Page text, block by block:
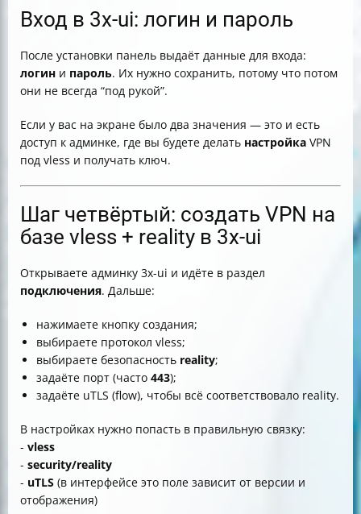
Вход в 3x-ui: логин и пароль
После установки панель выдаёт данные для входа:
логин и пароль. Их нужно сохранить, потому что потом
они не всегда “под рукой”.
Если у вас на экране было два значения — это и есть
доступ к админке, где вы будете делать настройка VPN
под vless и получать ключ.
Шаг четвёртый: создать VPN на
базе vless + reality в 3x-ui
Открываете админку 3x-ui и идёте в раздел
подключения. Дальше:
нажимаете кнопку создания;
выбираете протокол vless;
выбираете безопасность reality;
задаёте порт (часто 443);
задаёте uTLS (flow), чтобы всё соответствовало reality.
В настройках нужно попасть в правильную связку:
- vless
- security/reality
- uTLS (в интерфейсе это поле зависит от версии и
отображения)